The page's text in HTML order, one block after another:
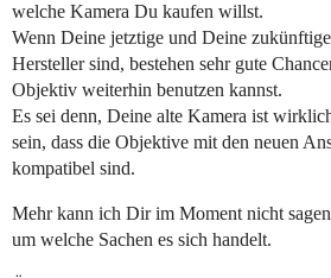
welche Kamera Du kaufen willst.
Wenn Deine jetztige und Deine
Hersteller sind, bestehen sehr gute
Objektiv weiterhin benutzen kannst.
Es sei denn, Deine alte Kamera ist
sein, dass die Objektive mit den neuen
kompatibel sind.
Mehr kann ich Dir im Moment nicht
um welche Sachen es sich handelt.